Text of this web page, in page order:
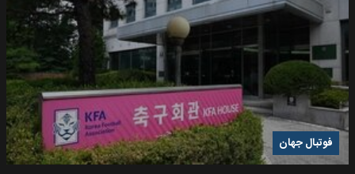
فوتبال جهان